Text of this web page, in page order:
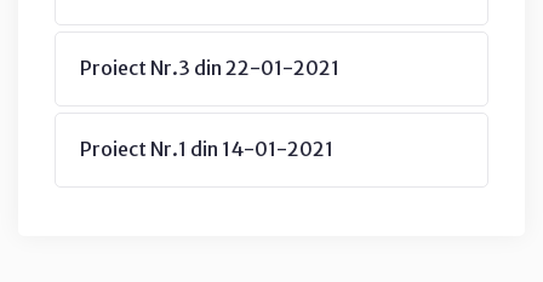
Proiect Nr.3 din 22-01-2021
Proiect Nr.1 din 14-01-2021